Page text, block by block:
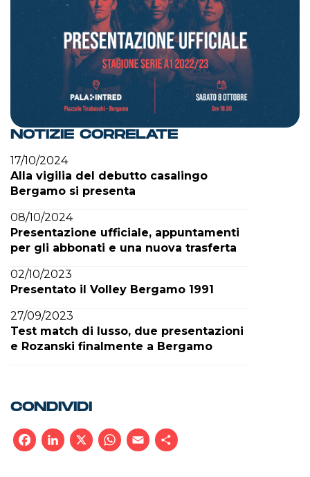
NOTIZIE CORRELATE
17/10/2024
Alla vigilia del debutto casalingo
Bergamo si presenta
08/10/2024
Presentazione ufficiale, appuntamenti
per gli abbonati e una nuova trasferta
02/10/2023
Presentato il Volley Bergamo 1991
27/09/2023
Test match di lusso, due presentazioni
e Rozanski finalmente a Bergamo
CONDIVIDI